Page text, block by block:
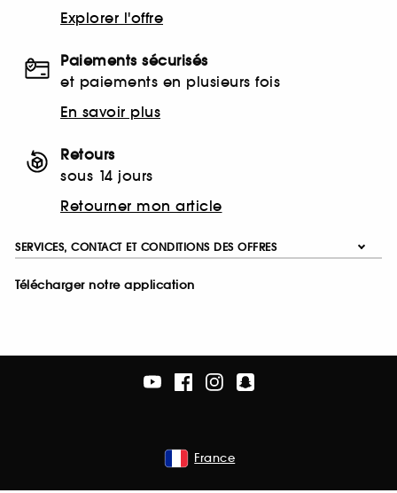
Explorer l'offre
Paiements sécurisés
et paiements en plusieurs fois
En savoir plus
Retours
sous 14 jours
Retourner mon article
SERVICES, CONTACT ET CONDITIONS DES OFFRES
Télécharger notre application
France